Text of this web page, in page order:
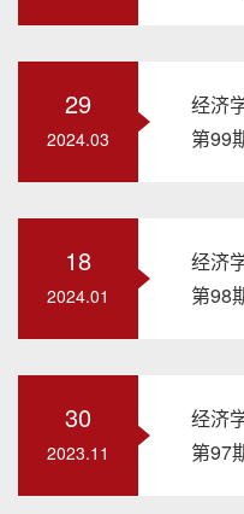
29
2024.03
经济
第99
18
2024.01
经济
第98
30
2023.11
经济
第97